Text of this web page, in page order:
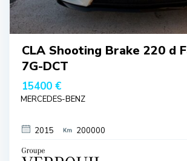
CLA Shooting Brake 220 d
7G-DCT
15400 €
MERCEDES-BENZ
2015 200000